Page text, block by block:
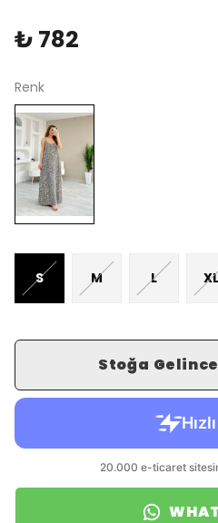
₺ 782
Renk
S M L XL
Stoğa